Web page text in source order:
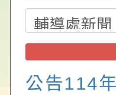
列講座
辦理「
前教育
置課程
畫」一
公告:桃
施問答集
轉知:桃
減碳存
桃園市
年度祖
轉知有
公告114